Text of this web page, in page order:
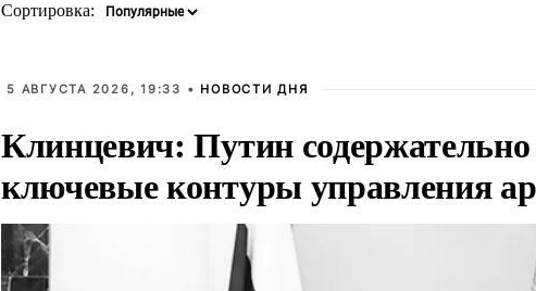
Сортировка:
5 АВГУСТА 2026, 19:33 • НОВОСТИ ДНЯ
Клинцевич: Путин содержательно
ключевые контуры управления